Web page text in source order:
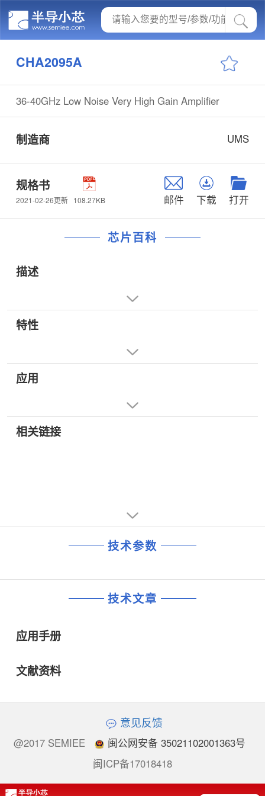
CHA2095A
36-40GHz Low Noise Very High Gain Amplifier
制造商 UMS
规格书
2021-02-26更新 108.27KB 邮件 下载 打开
芯片百科
描述
特性
应用
相关链接
技术参数
技术文章
应用手册
文献资料
意见反馈
@2017 SEMIEE
闽公网安备 35021102001363号
闽ICP备17018418